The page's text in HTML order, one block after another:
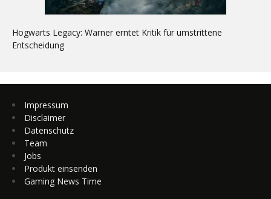
Hogwarts Legacy: Warner erntet Kritik für umstrittene
Entscheidung
Impressum
Disclaimer
Datenschutz
Team
Jobs
Produkt einsenden
Gaming News Time